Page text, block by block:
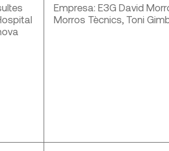
Empresa: E3G David
Morros Tècnics, Toni